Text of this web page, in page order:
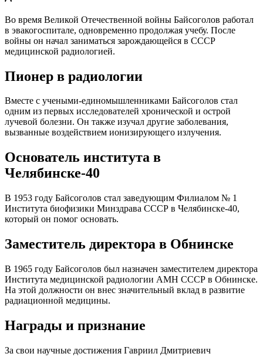
Во время Великой Отечественной войны Байсоголов работал
в эвакогоспитале, одновременно продолжая учебу. После
войны он начал заниматься зарождающейся в СССР
медицинской радиологией.
Пионер в радиологии
Вместе с учеными-единомышленниками Байсоголов стал
одним из первых исследователей хронической и острой
лучевой болезни. Он также изучал другие заболевания,
вызванные воздействием ионизирующего излучения.
Основатель института в
Челябинске-40
В 1953 году Байсоголов стал заведующим Филиалом № 1
Института биофизики Минздрава СССР в Челябинске-40,
который он помог основать.
Заместитель директора в Обнинске
В 1965 году Байсоголов был назначен заместителем директора
Института медицинской радиологии АМН СССР в Обнинске.
На этой должности он внес значительный вклад в развитие
радиационной медицины.
Награды и признание
За свои научные достижения Гавриил Дмитриевич